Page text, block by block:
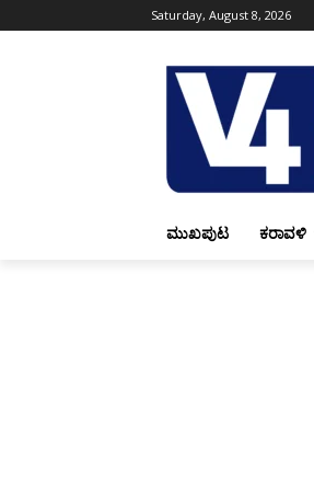
Saturday, August 8, 2026
ಮುಖಪುಟ ಕರಾವಳಿ